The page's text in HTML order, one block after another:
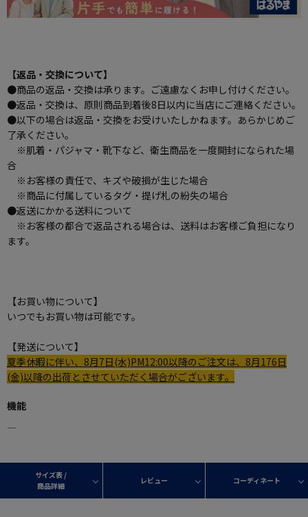
【返品・交換について】
●商品の返品・交換は承ります。ご遠慮なくお申し付けください。
●返品・交換は、原則商品到着後8日以内に当店にご連絡ください。
●以下の場合は返品・交換をお受けいたしかねます。あらかじめご
了承ください。
※肌着・パジャマ・靴下など、衛生商品を一度開封になられた場
合
※お客様の責任で、キズや破損が生じた場合
※商品に付属しているタグ・提げ札の紛失の場合
●返送にかかる送料について
※お客様の都合で返品される場合は、送料はお客様ご負担になり
ます。
【お買い物について】
いつでもお買い物は可能です。
【発送について】
夏季休暇に伴い、8月7日(水)PM12:00以降のご注文は、8月176日
(金)以降の出荷とさせていただく場合がございます。
機能
―
サイズ表 /
商品詳細
レビュー コーディネート